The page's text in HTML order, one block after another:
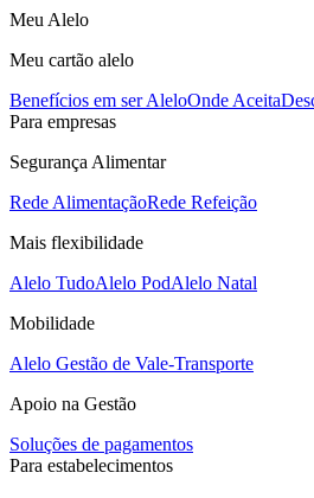
Meu Alelo
Meu cartão alelo
Benefícios em ser AleloOnde Aceita
Para empresas
Segurança Alimentar
Rede AlimentaçãoRede Refeição
Mais flexibilidade
Alelo TudoAlelo PodAlelo Natal
Mobilidade
Alelo Gestão de Vale-Transporte
Apoio na Gestão
Soluções de pagamentos
Para estabelecimentos